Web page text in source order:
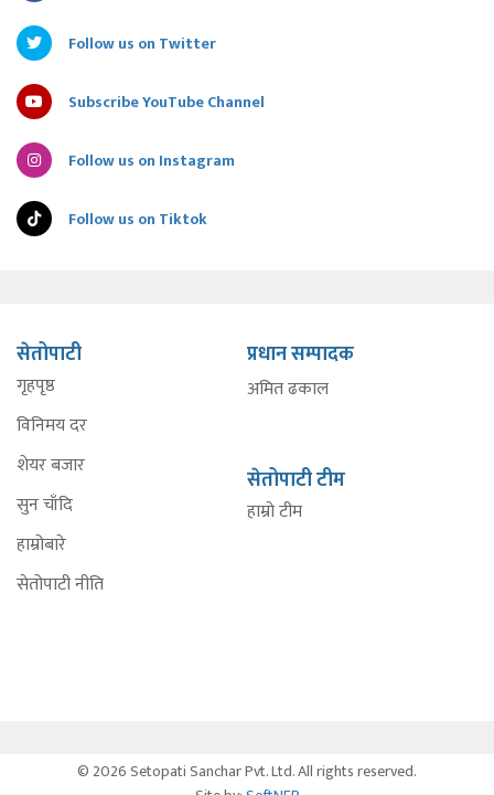
Follow us on Twitter
Subscribe YouTube Channel
Follow us on Instagram
Follow us on Tiktok
सेतोपाटी
गृहपृष्ठ
विनिमय दर
शेयर बजार
सुन चाँदि
हाम्रोबारे
सेतोपाटी नीति
प्रधान सम्पादक
अमित ढकाल
सेतोपाटी टीम
हाम्रो टीम
© 2026 Setopati Sanchar Pvt. Ltd. All rights reserved.